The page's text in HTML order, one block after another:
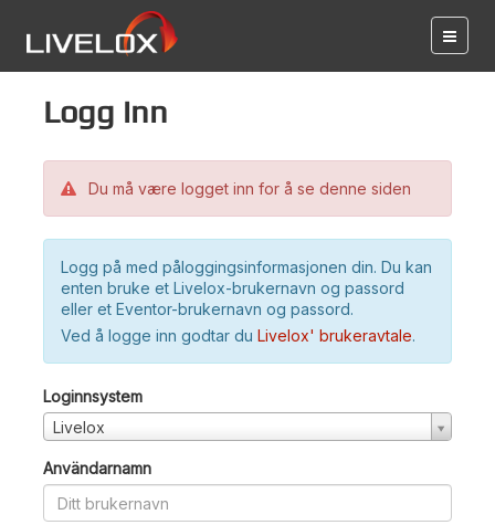
Logg inn
Du må være logget inn for å se denne siden
Logg på med påloggingsinformasjonen din. Du kan
enten bruke et Livelox-brukernavn og passord
eller et Eventor-brukernavn og passord.
Ved å logge inn godtar du Livelox' brukeravtale.
Loginnsystem
Livelox
Användarnamn